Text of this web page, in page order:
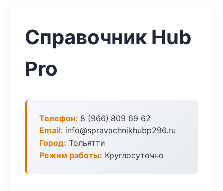
Справочник Hub
Pro
Телефон: 8 (966) 809 69 62
Email: info@spravochnikhubp296.ru
Город: Тольятти
Режим работы: Круглосуточно